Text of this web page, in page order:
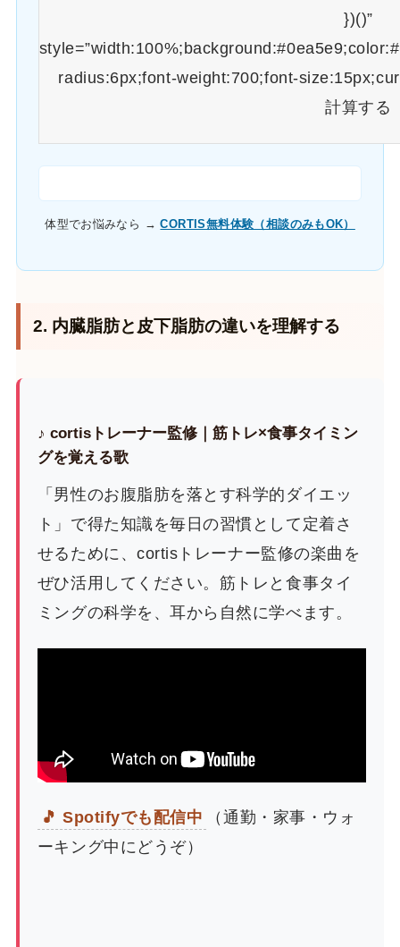
})()”
radius:6px;font-weight:700;font-
計算する
体型でお悩みなら →CORTIS無料体験（相談のみもOK）
2. 内臓脂肪と皮下脂肪の違いを理解する
♪ cortisトレーナー監修｜筋トレ×食事タイミン
グを覚える歌
「男性のお腹脂肪を落とす科学的ダイエッ
ト」で得た知識を毎日の習慣として定着さ
せるために、cortisトレーナー監修の楽曲を
ぜひ活用してください。筋トレと食事タイ
ミングの科学を、耳から自然に学べます。
🎵 Spotifyでも配信中
（通勤・家事・ウォ
ーキング中にどうぞ）